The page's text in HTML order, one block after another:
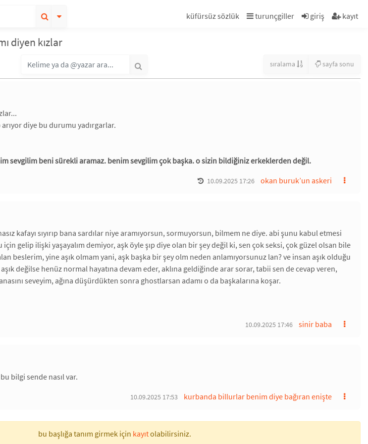
küfürsüz sözlük turunçgiller giriş kayıt
diyen kızlar
sıralama sayfa sonu
diye bu durumu yadırgarlar.
sevgilim beni sürekli aramaz. benim sevgilim çok başka. o sizin bildiğiniz erkeklerden değil.
okan buruk’un askeri
10.09.2025 17:26
kafayı sıyırıp bana sardılar niye aramıyorsun, sormuyorsun, bilmem ne diye. abi şunu kabul etmesi
için gelip ilişki yaşayalım demiyor, aşk öyle şıp diye olan bir şey değil ki, sen çok seksi, çok güzel olsan bile
beslerim, yine aşık olmam yani, aşk başka bir şey olm neden anlamıyorsunuz lan? ve insan aşık olduğu
değilse henüz normal hayatına devam eder, aklına geldiğinde arar sorar, tabii sen de cevap veren,
seveyim, ağına düşürdükten sonra ghostlarsan adamı o da başkalarına koşar.
sinir baba
10.09.2025 17:46
bilgi sende nasıl var.
kurbanda billurlar benim diye bağıran enişte
10.09.2025 17:53
bu başlığa tanım girmek için kayıtolabilirsiniz.